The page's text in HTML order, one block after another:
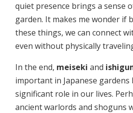
quiet presence brings a sense
garden. It makes me wonder if
these things, we can connect
even without physically
In the end, meiseki and
important in Japanese gardens
significant role in our lives.
ancient warlords and shoguns